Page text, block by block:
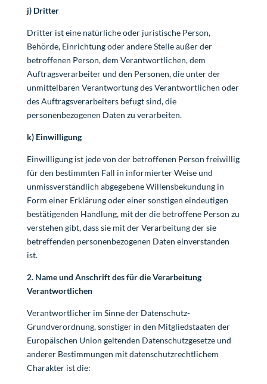
j) Dritter
Dritter ist eine natürliche oder juristische Person,
Behörde, Einrichtung oder andere Stelle außer der
betroffenen Person, dem Verantwortlichen, dem
Auftragsverarbeiter und den Personen, die unter der
unmittelbaren Verantwortung des Verantwortlichen oder
des Auftragsverarbeiters befugt sind, die
personenbezogenen Daten zu verarbeiten.
k) Einwilligung
Einwilligung ist jede von der betroffenen Person freiwillig
für den bestimmten Fall in informierter Weise und
unmissverständlich abgegebene Willensbekundung in
Form einer Erklärung oder einer sonstigen eindeutigen
bestätigenden Handlung, mit der die betroffene Person zu
verstehen gibt, dass sie mit der Verarbeitung der sie
betreffenden personenbezogenen Daten einverstanden
ist.
2. Name und Anschrift des für die Verarbeitung
Verantwortlichen
Verantwortlicher im Sinne der Datenschutz-
Grundverordnung, sonstiger in den Mitgliedstaaten der
Europäischen Union geltenden Datenschutzgesetze und
anderer Bestimmungen mit datenschutzrechtlichem
Charakter ist die: